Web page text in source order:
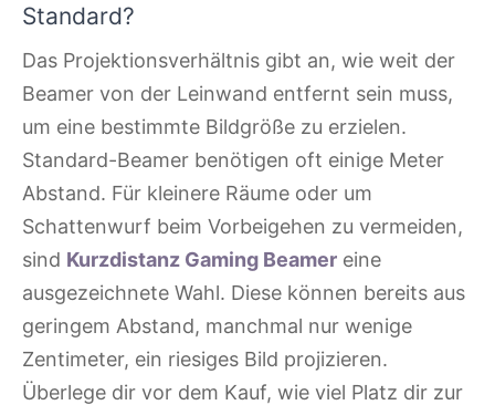
Standard?
Das Projektionsverhältnis gibt an, wie weit der
Beamer von der Leinwand entfernt sein muss,
um eine bestimmte Bildgröße zu erzielen.
Standard-Beamer benötigen oft einige Meter
Abstand. Für kleinere Räume oder um
Schattenwurf beim Vorbeigehen zu vermeiden,
sind Kurzdistanz Gaming Beamer eine
ausgezeichnete Wahl. Diese können bereits aus
geringem Abstand, manchmal nur wenige
Zentimeter, ein riesiges Bild projizieren.
Überlege dir vor dem Kauf, wie viel Platz dir zur